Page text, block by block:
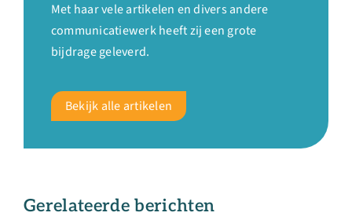
Met haar vele artikelen en divers andere
communicatiewerk heeft zij een grote
bijdrage geleverd.
Bekijk alle artikelen
Gerelateerde berichten